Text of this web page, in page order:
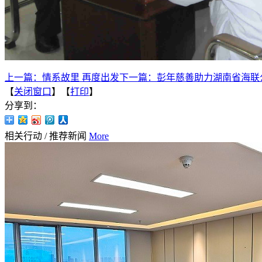
上一篇： 情系故里 再度出发下一篇： 彭年慈善助力湖南省海联
【关闭窗口 】【打印】
分享到：
相关行动 / 推荐新闻 More